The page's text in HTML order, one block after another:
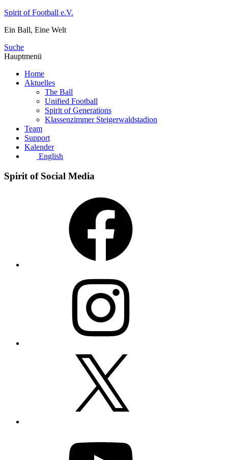
Zum
springen
Spirit of Football e.V.
Ein Ball, Eine Welt
Suche
Hauptmenü
Home
Aktuelles
The Ball
Unified Football
Spirit of Generations
Klassenzimmer Steigerwaldstadion
Team
Support
Kalender
English
Spirit of Social Media